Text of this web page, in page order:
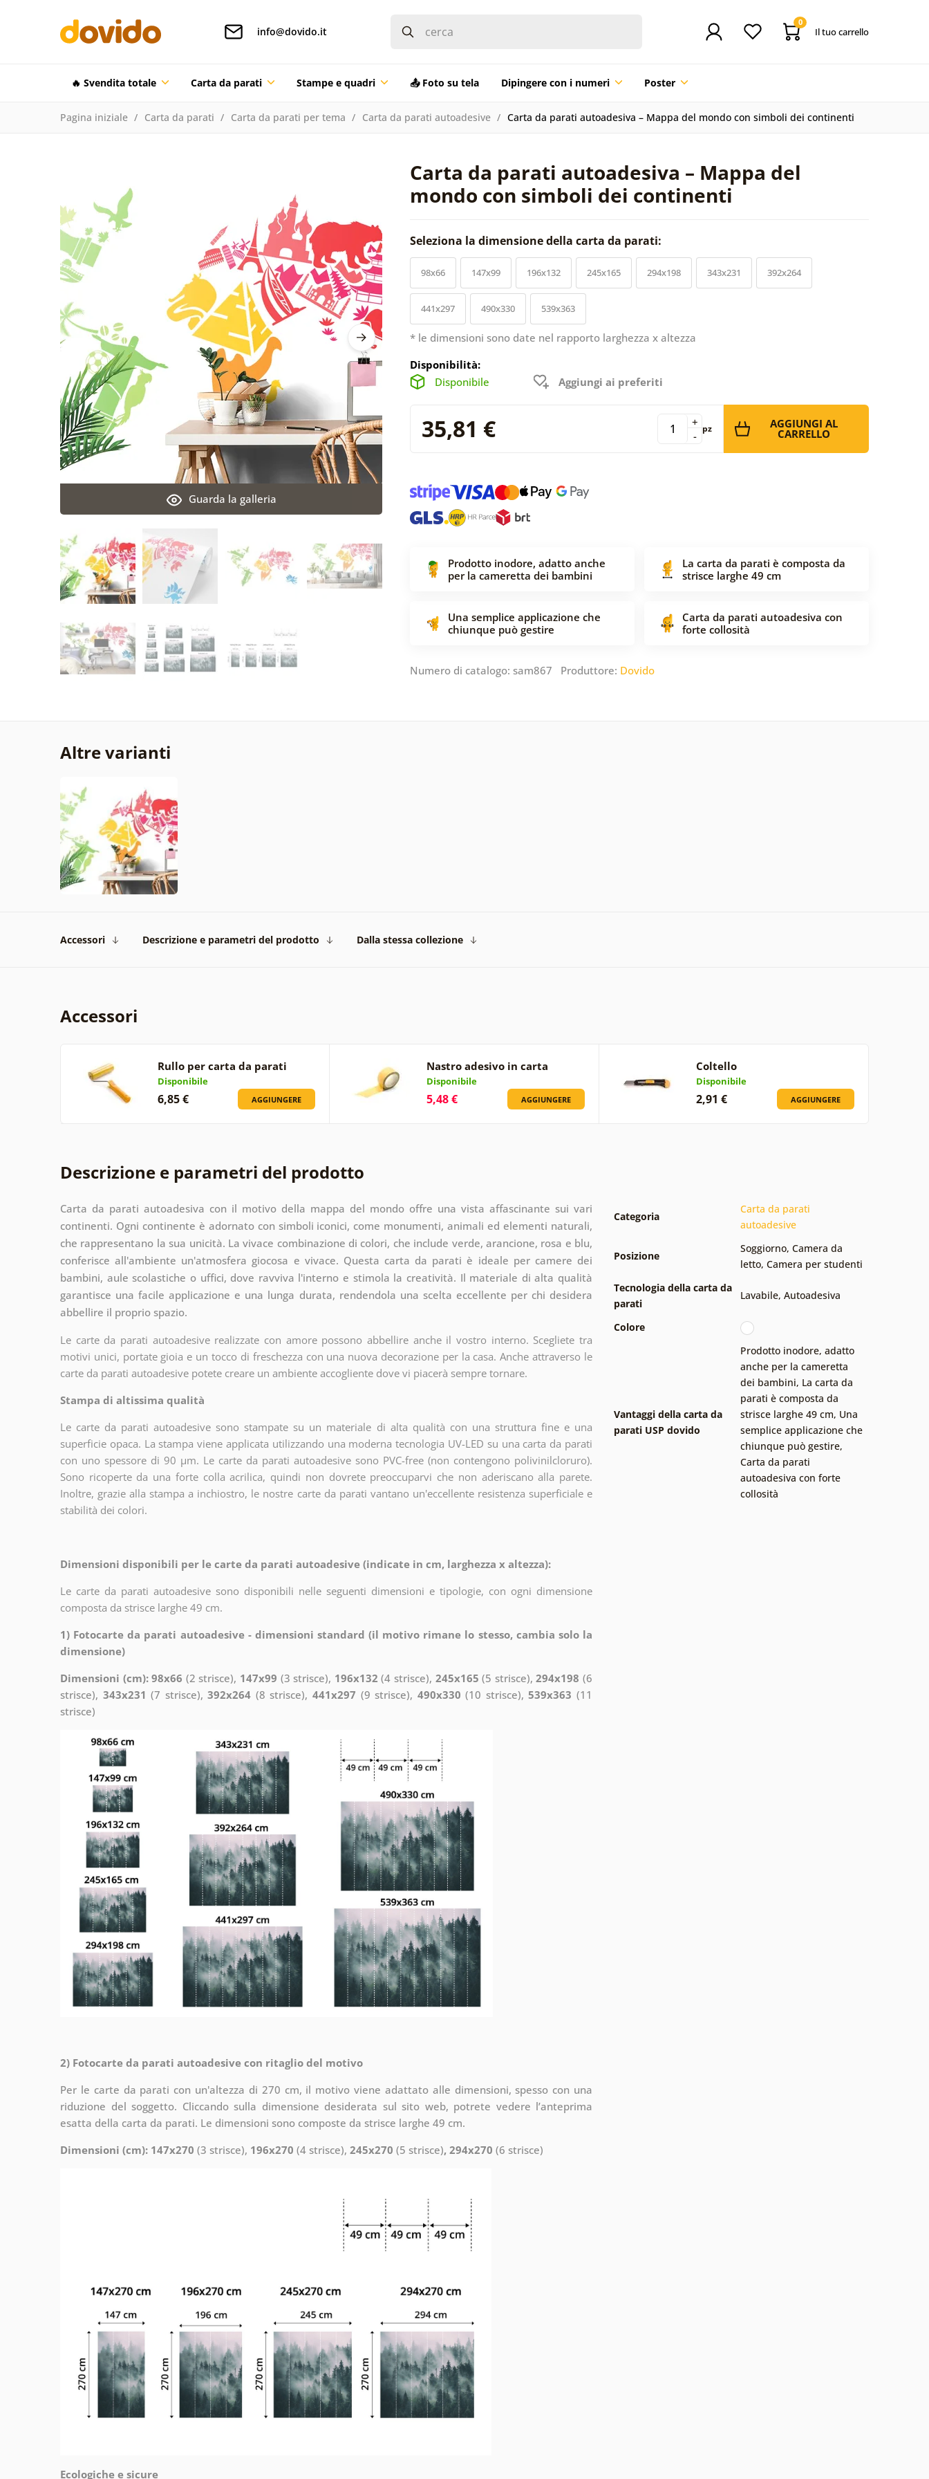
info@dovido.it
0
Il tuo carrello
🔥 Svendita totale Carta da parati Stampe e quadri 📤 Foto su tela Dipingere con i numeri Poster
Pagina iniziale Carta da parati Carta da parati per tema Carta da parati autoadesive Carta da parati autoadesiva – Mappa del mondo con simboli dei continenti
Carta da parati autoadesiva – Mappa del
mondo con simboli dei continenti
Guarda la galleria
Seleziona la dimensione della carta da parati:
98x66 147x99 196x132 245x165 294x198 343x231 392x264
441x297 490x330 539x363
* le dimensioni sono date nel rapporto larghezza x altezza
Disponibilità:
Disponibile
Aggiungi ai preferiti
35,81 € -
+ pz AGGIUNGI AL
CARRELLO
Prodotto inodore, adatto anche
per la cameretta dei bambini
La carta da parati è composta da
strisce larghe 49 cm
Una semplice applicazione che
chiunque può gestire
Carta da parati autoadesiva con
forte collosità
Numero di catalogo: sam867 Produttore: Dovido
Altre varianti
Accessori Descrizione e parametri del prodotto Dalla stessa collezione
Accessori
Rullo per carta da parati
Disponibile
6,85 € AGGIUNGERE
Nastro adesivo in carta
Disponibile
5,48 € AGGIUNGERE
Coltello
Disponibile
2,91 € AGGIUNGERE
Descrizione e parametri del prodotto
Carta da parati autoadesiva con il motivo della mappa del mondo offre una vista affascinante sui vari
continenti. Ogni continente è adornato con simboli iconici, come monumenti, animali ed elementi naturali,
che rappresentano la sua unicità. La vivace combinazione di colori, che include verde, arancione, rosa e blu,
conferisce all'ambiente un'atmosfera giocosa e vivace. Questa carta da parati è ideale per camere dei
bambini, aule scolastiche o uffici, dove ravviva l'interno e stimola la creatività. Il materiale di alta qualità
garantisce una facile applicazione e una lunga durata, rendendola una scelta eccellente per chi desidera
abbellire il proprio spazio.
Le carte da parati autoadesive realizzate con amore possono abbellire anche il vostro interno. Scegliete tra
motivi unici, portate gioia e un tocco di freschezza con una nuova decorazione per la casa. Anche attraverso le
carte da parati autoadesive potete creare un ambiente accogliente dove vi piacerà sempre tornare.
Stampa di altissima qualità
Le carte da parati autoadesive sono stampate su un materiale di alta qualità con una struttura fine e una
superficie opaca. La stampa viene applicata utilizzando una moderna tecnologia UV-LED su una carta da parati
con uno spessore di 90 µm. Le carte da parati autoadesive sono PVC-free (non contengono polivinilcloruro).
Sono ricoperte da una forte colla acrilica, quindi non dovrete preoccuparvi che non aderiscano alla parete.
Inoltre, grazie alla stampa a inchiostro, le nostre carte da parati vantano un'eccellente resistenza superficiale e
stabilità dei colori.
Dimensioni disponibili per le carte da parati autoadesive (indicate in cm, larghezza x altezza):
Le carte da parati autoadesive sono disponibili nelle seguenti dimensioni e tipologie, con ogni dimensione
composta da strisce larghe 49 cm.
1) Fotocarte da parati autoadesive - dimensioni standard (il motivo rimane lo stesso, cambia solo la
dimensione)
Dimensioni (cm): 98x66 (2 strisce), 147x99 (3 strisce), 196x132 (4 strisce), 245x165 (5 strisce),294x198 (6
strisce), 343x231 (7 strisce),392x264 (8 strisce),441x297 (9 strisce), 490x330 (10 strisce),539x363 (11
strisce)
2) Fotocarte da parati autoadesive con ritaglio del motivo
Per le carte da parati con un'altezza di 270 cm, il motivo viene adattato alle dimensioni, spesso con una
riduzione del soggetto. Cliccando sulla dimensione desiderata sul sito web, potrete vedere l’anteprima
esatta della carta da parati. Le dimensioni sono composte da strisce larghe 49 cm.
Dimensioni (cm): 147x270 (3 strisce), 196x270 (4 strisce), 245x270 (5 strisce), 294x270 (6 strisce)
Ecologiche e sicure
Categoria
Carta da parati
autoadesive
Posizione
Soggiorno, Camera da
letto, Camera per studenti
Tecnologia della carta da
parati
Lavabile, Autoadesiva
Colore
Vantaggi della carta da
parati USP dovido
Prodotto inodore, adatto
anche per la cameretta
dei bambini, La carta da
parati è composta da
strisce larghe 49 cm, Una
semplice applicazione che
chiunque può gestire,
Carta da parati
autoadesiva con forte
collosità